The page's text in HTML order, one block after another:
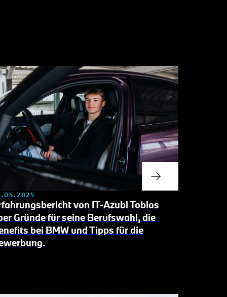
von IT-Azubi Tobias
Gründe für seine Berufswahl, die
bei BMW und Tipps für die